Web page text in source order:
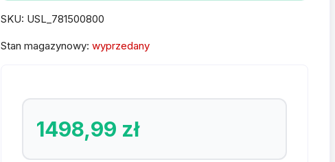
SKU: USL_781500800
Stan magazynowy: wyprzedany
1498,99 zł